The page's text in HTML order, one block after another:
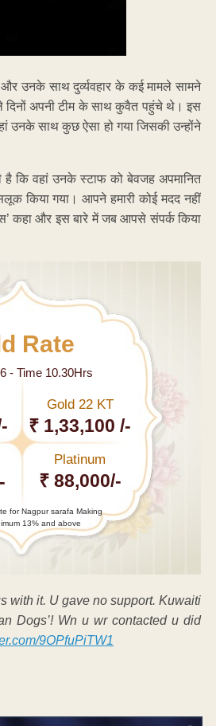
और उनके साथ दुर्व्यवहार के कई मामले सामने
दिनों अपनी टीम के साथ कुवैत पहुंचे थे। इस
उनके साथ कुछ ऐसा हो गया जिसकी उन्होंने
कि वहां उनके स्टाफ को बेवजह अपमानित
किया गया। आपने हमारी कोई मदद नहीं
कहा और इस बारे में जब आपसे संपर्क किया
Rate
- Time 10.30Hrs
Gold 22 KT
₹ 1,33,100 /-
Platinum
₹ 88,000/-
for Nagpur sarafa Making
13% and above
with it. U gave no support. Kuwaiti
Dogs’! Wn u wr contacted u did
9OPfuPiTW1